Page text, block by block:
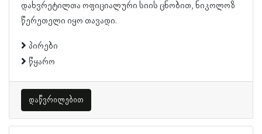
დახვრეტილთა ოფიციალური სიის ცნობით, ნიკოლოზ
წერეთელი იყო თავადი.
პირები
წყარო
დაწვრილებით